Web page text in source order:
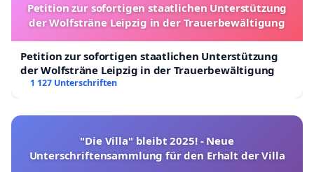
Petition zur sofortigen staatlichen Unterstützung
der Wolfsträne Leipzig in der Trauerbewältigung
Petition zur sofortigen staatlichen Unterstützung
der Wolfsträne Leipzig in der Trauerbewältigung
1 127 Unterschriften
"Die Villa" bleibt 2025! - Neue
Unterschriftensammlung für den Erhalt der Villa